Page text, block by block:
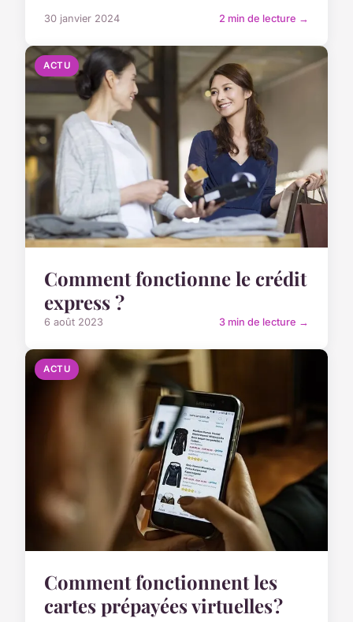
30 janvier 2024 2 min de lecture →
ACTU
Comment fonctionne le crédit
express ?
6 août 2023 3 min de lecture →
ACTU
Comment fonctionnent les
cartes prépayées virtuelles ?